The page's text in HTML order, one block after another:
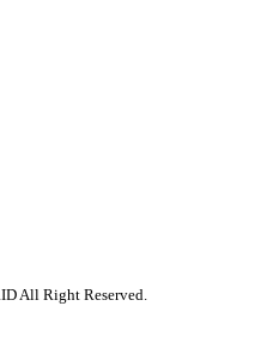
All Right Reserved.